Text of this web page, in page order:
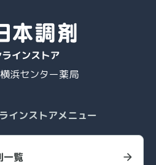
浜センター薬局
インストアメニュー
一覧